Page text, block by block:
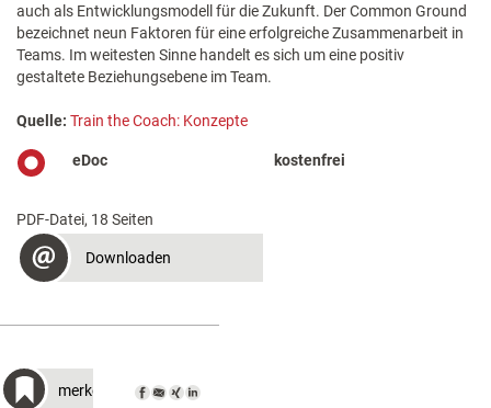
auch als Entwicklungsmodell für die Zukunft. Der Common Ground
bezeichnet neun Faktoren für eine erfolgreiche Zusammenarbeit in
Teams. Im weitesten Sinne handelt es sich um eine positiv
gestaltete Beziehungsebene im Team.
Quelle: Train the Coach: Konzepte
eDoc kostenfrei
PDF-Datei, 18 Seiten
Downloaden
merken